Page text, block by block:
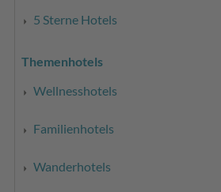
5 Sterne Hotels
Themenhotels
Wellnesshotels
Familienhotels
Wanderhotels